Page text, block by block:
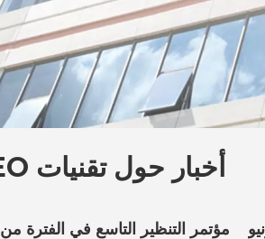
أخبار حول تقنيات Rising-EO
مؤتمر التنظير التاسع في الفترة من 24 إلى 25 يوليو